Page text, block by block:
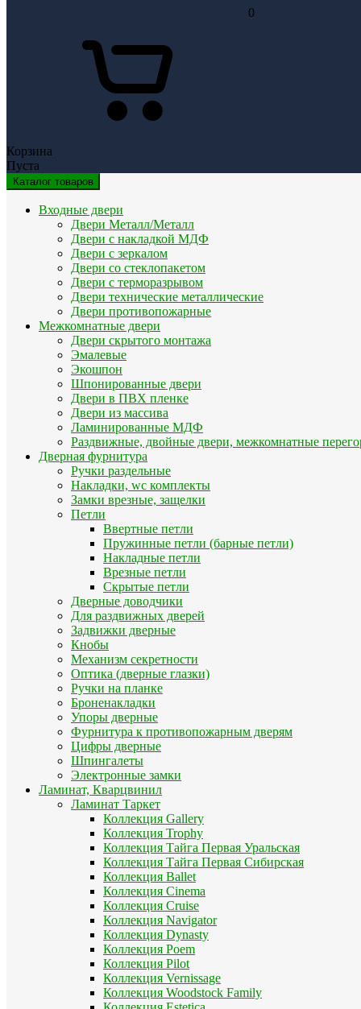
0
Корзина
Пуста
Каталог товаров
Входные двери
Двери Металл/Металл
Двери с накладкой МДФ
Двери с зеркалом
Двери со стеклопакетом
Двери с терморазрывом
Двери технические металлические
Двери противопожарные
Межкомнатные двери
Двери скрытого монтажа
Эмалевые
Экошпон
Шпонированные двери
Двери в ПВХ пленке
Двери из массива
Ламинированные МДФ
Раздвижные, двойные двери, межкомнатные
Дверная фурнитура
Ручки раздельные
Накладки, wc комплекты
Замки врезные, защелки
Петли
Ввертные петли
Пружинные петли (барные петли)
Накладные петли
Врезные петли
Скрытые петли
Дверные доводчики
Для раздвижных дверей
Задвижки дверные
Кнобы
Механизм секретности
Оптика (дверные глазки)
Ручки на планке
Броненакладки
Упоры дверные
Фурнитура к противопожарным дверям
Цифры дверные
Шпингалеты
Электронные замки
Ламинат, Кварцвинил
Ламинат Таркет
Коллекция Gallery
Коллекция Trophy
Коллекция Тайга Первая Уральская
Коллекция Тайга Первая Сибирская
Коллекция Ballet
Коллекция Cinema
Коллекция Cruise
Коллекция Navigator
Коллекция Dynasty
Коллекция Poem
Коллекция Pilot
Коллекция Vernissage
Коллекция Woodstock Family